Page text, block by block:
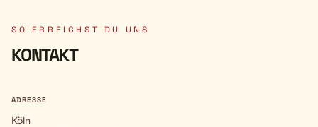
SO ERREICHST DU UNS
KONTAKT
ADRESSE
Köln